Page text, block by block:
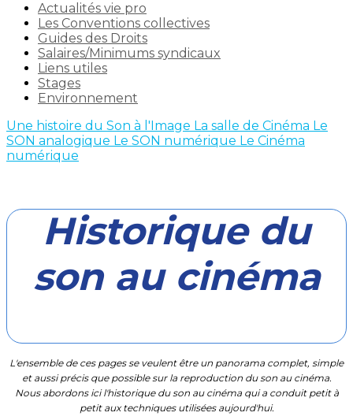
Actualités vie pro
Les Conventions collectives
Guides des Droits
Salaires/Minimums syndicaux
Liens utiles
Stages
Environnement
Une histoire du Son à l'Image La salle de Cinéma Le
SON analogique Le SON numérique Le Cinéma
numérique
Historique du
son au cinéma
L'ensemble de ces pages se veulent être un panorama complet, simple
et aussi précis que possible sur la reproduction du son au cinéma.
Nous abordons ici l'historique du son au cinéma qui a conduit petit à
petit aux techniques utilisées aujourd'hui.